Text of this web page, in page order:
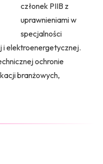
członek PIIB z
uprawnieniami w
specjalności
elektroenergetycznej.
ochronie
branżowych,